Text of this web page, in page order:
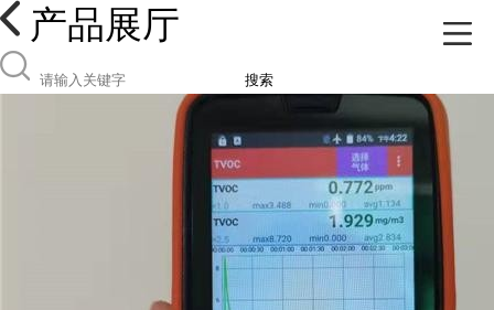
产品展厅
搜索